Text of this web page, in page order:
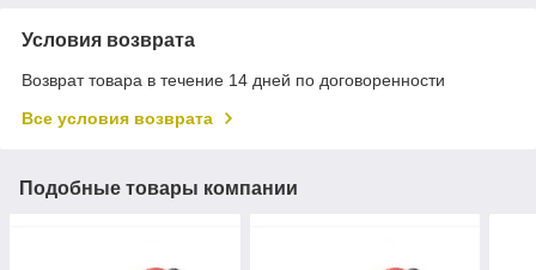
Условия возврата
Возврат товара в течение 14 дней по договоренности
Все условия возврата
Подобные товары компании